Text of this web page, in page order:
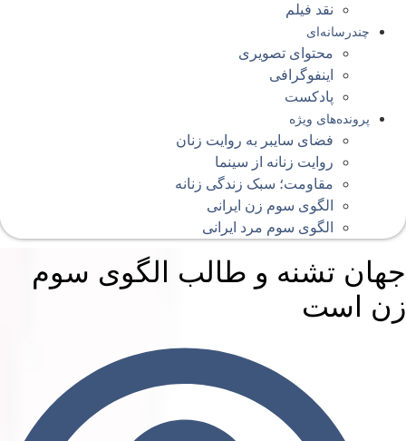
نقد فیلم
چندرسانه‌ای
محتوای تصویری
اینفوگرافی
پادکست
پرونده‌های ویژه
فضای سایبر به روایت زنان
روایت زنانه از سینما
مقاومت؛ سبک زندگی زنانه
الگوی سوم زن ایرانی
الگوی سوم مرد ایرانی
تشنه و طالب الگوی سوم
است